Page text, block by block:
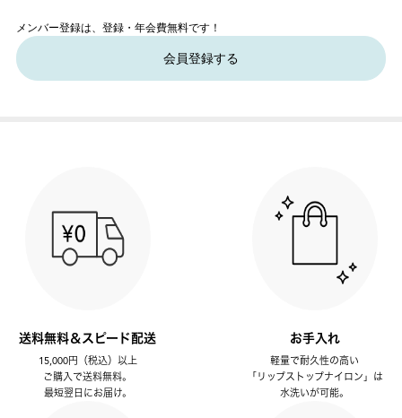
メンバー登録は、登録・年会費無料です！
会員登録する
送料無料＆スピード配送
15,000円（税込）以上
ご購入で送料無料。
最短翌日にお届け。
お手入れ
軽量で耐久性の高い
「リップストップナイロン」は
水洗いが可能。